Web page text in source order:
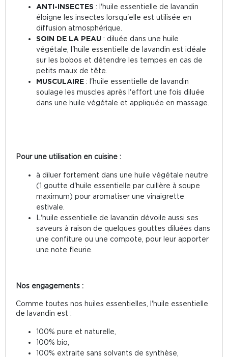
ANTI-INSECTES : l'huile essentielle de lavandin
éloigne les insectes lorsqu'elle est utilisée en
diffusion atmosphérique.
SOIN DE LA PEAU : diluée dans une huile
végétale, l'huile essentielle de lavandin est idéale
sur les bobos et détendre les tempes en cas de
petits maux de tête.
MUSCULAIRE : l'huile essentielle de lavandin
soulage les muscles après l'effort une fois diluée
dans une huile végétale et appliquée en massage.
Pour une utilisation en cuisine :
à diluer fortement dans une huile végétale neutre
(1 goutte d'huile essentielle par cuillère à soupe
maximum) pour aromatiser une vinaigrette
estivale.
L'huile essentielle de lavandin dévoile aussi ses
saveurs à raison de quelques gouttes diluées dans
une confiture ou une compote, pour leur apporter
une note fleurie.
Nos engagements :
Comme toutes nos huiles essentielles, l'huile essentielle
de lavandin est :
100% pure et naturelle,
100% bio,
100% extraite sans solvants de synthèse,